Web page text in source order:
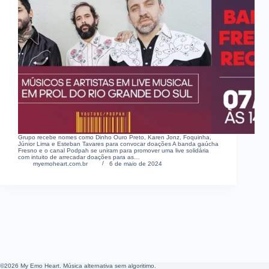
Grupo recebe nomes como Dinho Ouro Preto, Karen Jonz, Foquinha,
Júnior Lima e Esteban Tavares para convocar doações A banda gaúcha
Fresno e o canal Podpah se uniram para promover uma live solidária
com intuito de arrecadar doações para as…
myemoheart.com.br
6 de maio de 2024
©2026 My Emo Heart. Música alternativa sem algoritimo.